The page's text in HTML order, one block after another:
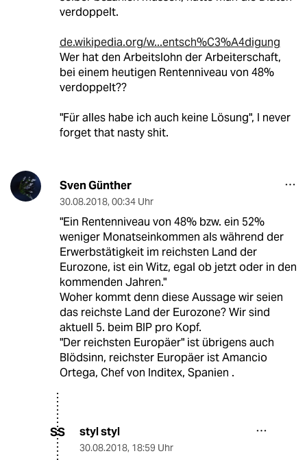
verdoppelt.
de.wikipedia.org/w...entsch%C3%A4digung
Wer hat den Arbeitslohn der Arbeiterschaft,
bei einem heutigen Rentenniveau von 48%
verdoppelt??
"Für alles habe ich auch keine Lösung", I never
forget that nasty shit.
Sven Günther
30.08.2018, 00:34 Uhr
"Ein Rentenniveau von 48% bzw. ein 52%
weniger Monatseinkommen als während der
Erwerbstätigkeit im reichsten Land der
Eurozone, ist ein Witz, egal ob jetzt oder in den
kommenden Jahren."
Woher kommt denn diese Aussage wir seien
das reichste Land der Eurozone? Wir sind
aktuell 5. beim BIP pro Kopf.
"Der reichsten Europäer" ist übrigens auch
Blödsinn, reichster Europäer ist Amancio
Ortega, Chef von Inditex, Spanien .
SS styl styl
30.08.2018, 18:59 Uhr